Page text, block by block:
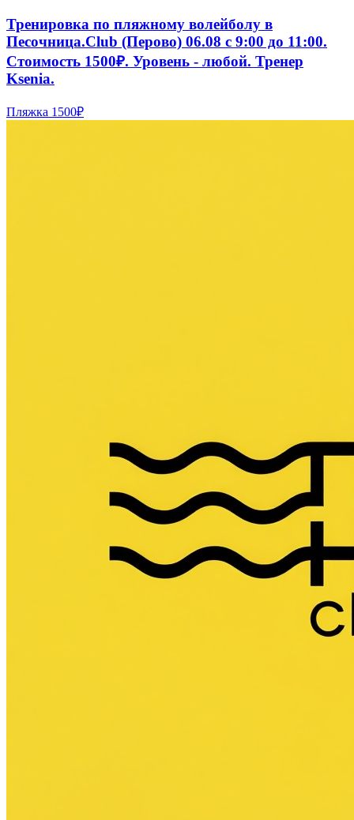
Тренировка по пляжному волейболу в
Песочница.Club (Перово) 06.08 с 9:00 до 11:00.
Стоимость 1500₽. Уровень - любой. Тренер
Ksenia.
Пляжка 1500₽